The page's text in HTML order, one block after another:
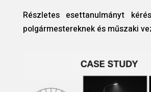
Részletes esettanulmányt
polgármestereknek és műszaki